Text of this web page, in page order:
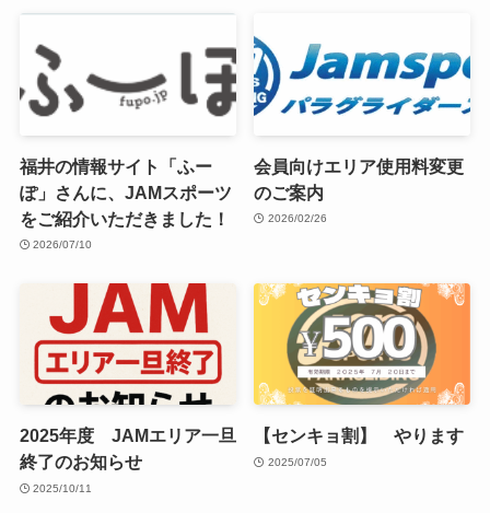
福井の情報サイト「ふー
ぽ」さんに、JAMスポーツ
をご紹介いただきました！
2026/07/10
会員向けエリア使用料変更
のご案内
2026/02/26
2025年度 JAMエリア一旦
終了のお知らせ
2025/10/11
【センキョ割】 やります
2025/07/05